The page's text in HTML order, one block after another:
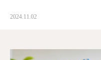
2024.11.02